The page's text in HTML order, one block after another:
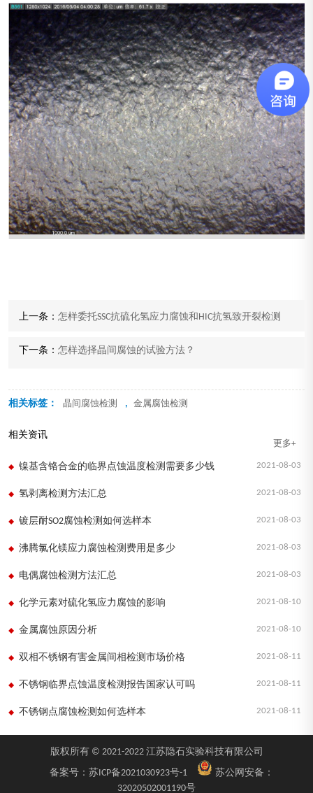
上一条： 怎样委托SSC抗硫化氢应力腐蚀和HIC抗氢致开裂检测
下一条： 怎样选择晶间腐蚀的试验方法？
相关标签： 晶间腐蚀检测 , 金属腐蚀检测
相关资讯
更多+
2021-08-03
镍基含铬合金的临界点蚀温度检测需要多少钱
2021-08-03
氢剥离检测方法汇总
2021-08-03
镀层耐SO2腐蚀检测如何选样本
2021-08-03
沸腾氯化镁应力腐蚀检测费用是多少
2021-08-03
电偶腐蚀检测方法汇总
2021-08-10
化学元素对硫化氢应力腐蚀的影响
2021-08-10
金属腐蚀原因分析
2021-08-11
双相不锈钢有害金属间相检测市场价格
2021-08-11
不锈钢临界点蚀温度检测报告国家认可吗
2021-08-11
不锈钢点腐蚀检测如何选样本
版权所有 © 2021-2022 江苏隐石实验科技有限公司
备案号： 苏ICP备2021030923号-1
苏公网安备：
32020502001190号